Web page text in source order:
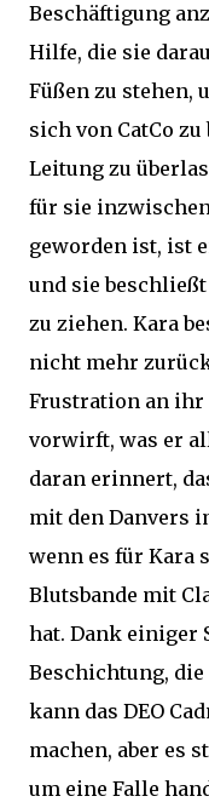
Beschäftigung
Hilfe, die sie
Füßen zu stehen,
sich von CatCo
Leitung zu
für sie
geworden ist, ist
und sie
zu ziehen. Kara
nicht mehr
Frustration an ihr
vorwirft, was er
daran erinnert,
mit den Danvers
wenn es für Kara
Blutsbande mit
hat. Dank einiger
Beschichtung, die
kann das DEO
machen, aber es
um eine Falle